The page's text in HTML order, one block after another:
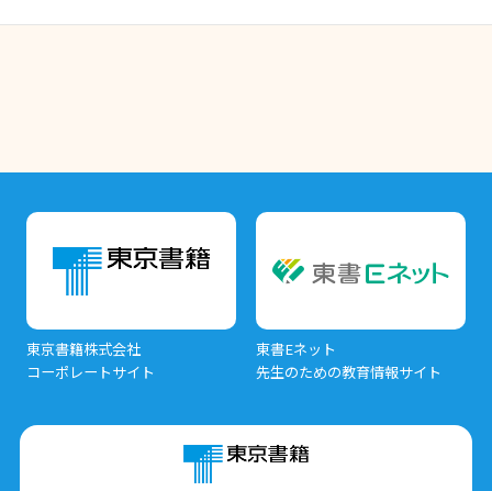
東京書籍株式会社
コーポレートサイト
東書Eネット
先生のための教育情報サイト